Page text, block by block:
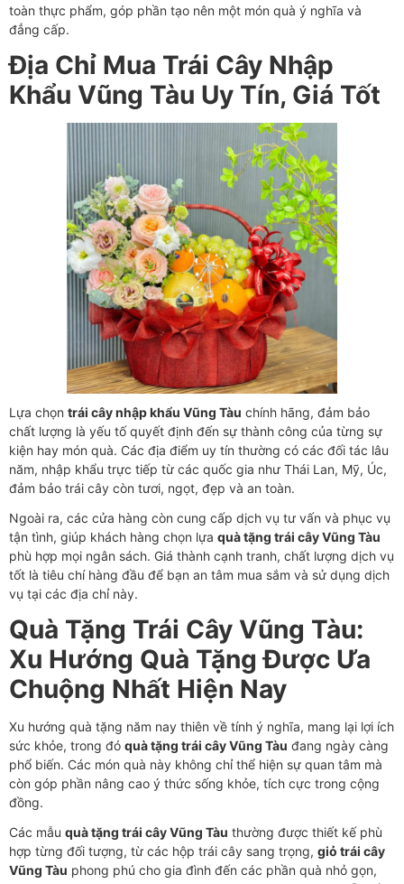
toàn thực phẩm, góp phần tạo nên một món quà ý nghĩa và
đẳng cấp.
Địa Chỉ Mua Trái Cây Nhập
Khẩu Vũng Tàu Uy Tín, Giá Tốt
Lựa chọn trái cây nhập khẩu Vũng Tàu chính hãng, đảm bảo
chất lượng là yếu tố quyết định đến sự thành công của từng sự
kiện hay món quà. Các địa điểm uy tín thường có các đối tác lâu
năm, nhập khẩu trực tiếp từ các quốc gia như Thái Lan, Mỹ, Úc,
đảm bảo trái cây còn tươi, ngọt, đẹp và an toàn.
Ngoài ra, các cửa hàng còn cung cấp dịch vụ tư vấn và phục vụ
tận tình, giúp khách hàng chọn lựa quà tặng trái cây Vũng Tàu
phù hợp mọi ngân sách. Giá thành cạnh tranh, chất lượng dịch vụ
tốt là tiêu chí hàng đầu để bạn an tâm mua sắm và sử dụng dịch
vụ tại các địa chỉ này.
Quà Tặng Trái Cây Vũng Tàu:
Xu Hướng Quà Tặng Được Ưa
Chuộng Nhất Hiện Nay
Xu hướng quà tặng năm nay thiên về tính ý nghĩa, mang lại lợi ích
sức khỏe, trong đó quà tặng trái cây Vũng Tàu đang ngày càng
phổ biến. Các món quà này không chỉ thể hiện sự quan tâm mà
còn góp phần nâng cao ý thức sống khỏe, tích cực trong cộng
đồng.
Các mẫu quà tặng trái cây Vũng Tàu thường được thiết kế phù
hợp từng đối tượng, từ các hộp trái cây sang trọng, giỏ trái cây
Vũng Tàu phong phú cho gia đình đến các phần quà nhỏ gọn,